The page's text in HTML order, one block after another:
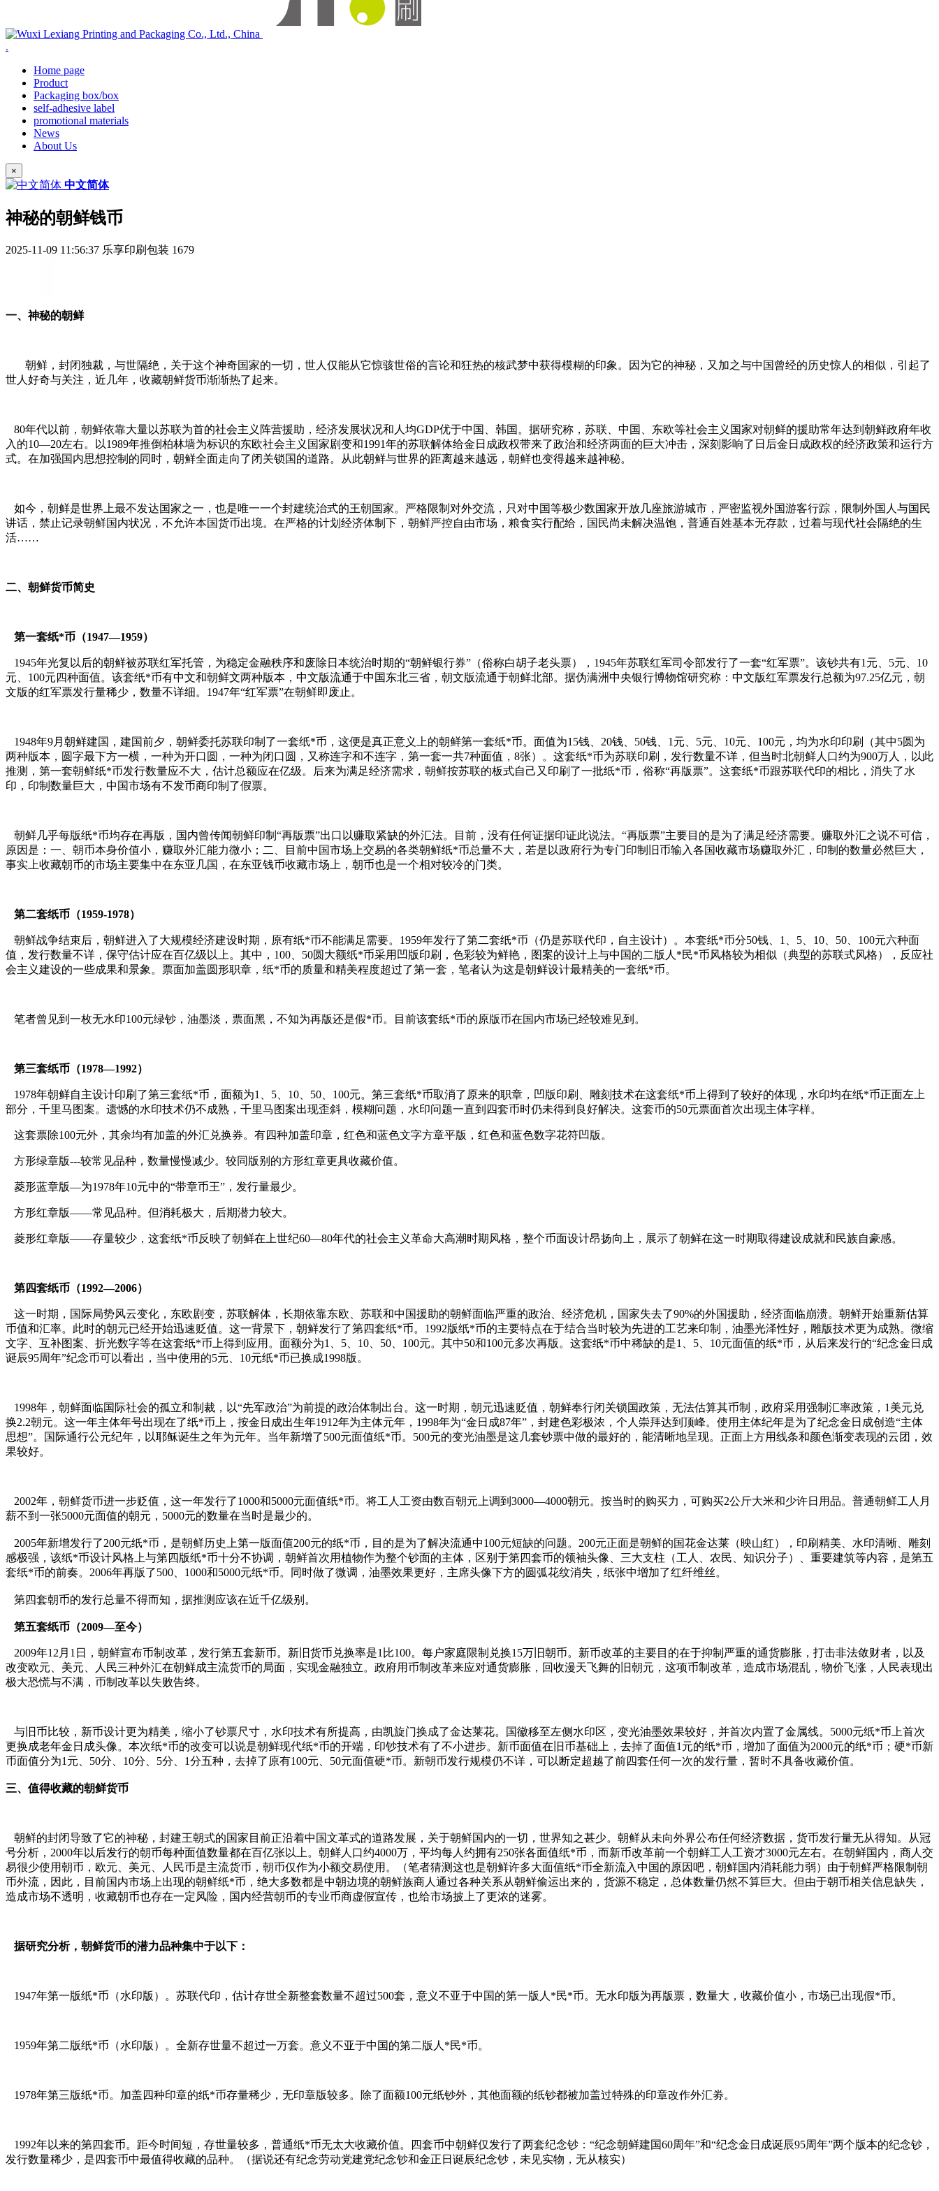
.
Home page
Product
Packaging box/box
self-adhesive label
promotional materials
News
About Us
×
中文简体
神秘的朝鲜钱币
2025-11-09 11:56:37 乐享印刷包装 1679
一、神秘的朝鲜
朝鲜，封闭独裁，与世隔绝，关于这个神奇国家的一切，世人仅能从它惊骇世俗的言论和狂热的核武梦中获得模糊的印象。因为它的神秘，又加之与中国曾经的历史惊人的相似，引起了
世人好奇与关注，近几年，收藏朝鲜货币渐渐热了起来。
80年代以前，朝鲜依靠大量以苏联为首的社会主义阵营援助，经济发展状况和人均GDP优于中国、韩国。据研究称，苏联、中国、东欧等社会主义国家对朝鲜的援助常年达到朝鲜政府年收
入的10—20左右。以1989年推倒柏林墙为标识的东欧社会主义国家剧变和1991年的苏联解体给金日成政权带来了政治和经济两面的巨大冲击，深刻影响了日后金日成政权的经济政策和运行方
式。在加强国内思想控制的同时，朝鲜全面走向了闭关锁国的道路。从此朝鲜与世界的距离越来越远，朝鲜也变得越来越神秘。
如今，朝鲜是世界上最不发达国家之一，也是唯一一个封建统治式的王朝国家。严格限制对外交流，只对中国等极少数国家开放几座旅游城市，严密监视外国游客行踪，限制外国人与国民
讲话，禁止记录朝鲜国内状况，不允许本国货币出境。在严格的计划经济体制下，朝鲜严控自由市场，粮食实行配给，国民尚未解决温饱，普通百姓基本无存款，过着与现代社会隔绝的生
活……
二、朝鲜货币简史
第一套纸*币（1947—1959）
1945年光复以后的朝鲜被苏联红军托管，为稳定金融秩序和废除日本统治时期的“朝鲜银行券”（俗称白胡子老头票），1945年苏联红军司令部发行了一套“红军票”。该钞共有1元、5元、10
元、100元四种面值。该套纸*币有中文和朝鲜文两种版本，中文版流通于中国东北三省，朝文版流通于朝鲜北部。据伪满洲中央银行博物馆研究称：中文版红军票发行总额为97.25亿元，朝
文版的红军票发行量稀少，数量不详细。1947年“红军票”在朝鲜即废止。
1948年9月朝鲜建国，建国前夕，朝鲜委托苏联印制了一套纸*币，这便是真正意义上的朝鲜第一套纸*币。面值为15钱、20钱、50钱、1元、5元、10元、100元，均为水印印刷（其中5圆为
两种版本，圆字最下方一横，一种为开口圆，一种为闭口圆，又称连字和不连字，第一套一共7种面值，8张）。这套纸*币为苏联印刷，发行数量不详，但当时北朝鲜人口约为900万人，以此
推测，第一套朝鲜纸*币发行数量应不大，估计总额应在亿级。后来为满足经济需求，朝鲜按苏联的板式自己又印刷了一批纸*币，俗称“再版票”。这套纸*币跟苏联代印的相比，消失了水
印，印制数量巨大，中国市场有不发币商印制了假票。
朝鲜几乎每版纸*币均存在再版，国内曾传闻朝鲜印制“再版票”出口以赚取紧缺的外汇法。目前，没有任何证据印证此说法。“再版票”主要目的是为了满足经济需要。赚取外汇之说不可信，
原因是：一、朝币本身价值小，赚取外汇能力微小；二、目前中国市场上交易的各类朝鲜纸*币总量不大，若是以政府行为专门印制旧币输入各国收藏市场赚取外汇，印制的数量必然巨大，
事实上收藏朝币的市场主要集中在东亚几国，在东亚钱币收藏市场上，朝币也是一个相对较冷的门类。
第二套纸币（1959-1978）
朝鲜战争结束后，朝鲜进入了大规模经济建设时期，原有纸*币不能满足需要。1959年发行了第二套纸*币（仍是苏联代印，自主设计）。本套纸*币分50钱、1、5、10、50、100元六种面
值，发行数量不详，保守估计应在百亿级以上。其中，100、50圆大额纸*币采用凹版印刷，色彩较为鲜艳，图案的设计上与中国的二版人*民*币风格较为相似（典型的苏联式风格），反应社
会主义建设的一些成果和景象。票面加盖圆形职章，纸*币的质量和精美程度超过了第一套，笔者认为这是朝鲜设计最精美的一套纸*币。
笔者曾见到一枚无水印100元绿钞，油墨淡，票面黑，不知为再版还是假*币。目前该套纸*币的原版币在国内市场已经较难见到。
第三套纸币（1978—1992）
1978年朝鲜自主设计印刷了第三套纸*币，面额为1、5、10、50、100元。第三套纸*币取消了原来的职章，凹版印刷、雕刻技术在这套纸*币上得到了较好的体现，水印均在纸*币正面左上
部分，千里马图案。遗憾的水印技术仍不成熟，千里马图案出现歪斜，模糊问题，水印问题一直到四套币时仍未得到良好解决。这套币的50元票面首次出现主体字样。
这套票除100元外，其余均有加盖的外汇兑换券。有四种加盖印章，红色和蓝色文字方章平版，红色和蓝色数字花符凹版。
方形绿章版---较常见品种，数量慢慢减少。较同版别的方形红章更具收藏价值。
菱形蓝章版—为1978年10元中的“带章币王”，发行量最少。
方形红章版——常见品种。但消耗极大，后期潜力较大。
菱形红章版——存量较少，这套纸*币反映了朝鲜在上世纪60—80年代的社会主义革命大高潮时期风格，整个币面设计昂扬向上，展示了朝鲜在这一时期取得建设成就和民族自豪感。
第四套纸币（1992—2006）
这一时期，国际局势风云变化，东欧剧变，苏联解体，长期依靠东欧、苏联和中国援助的朝鲜面临严重的政治、经济危机，国家失去了90%的外国援助，经济面临崩溃。朝鲜开始重新估算
币值和汇率。此时的朝元已经开始迅速贬值。这一背景下，朝鲜发行了第四套纸*币。1992版纸*币的主要特点在于结合当时较为先进的工艺来印制，油墨光泽性好，雕版技术更为成熟。微缩
文字、互补图案、折光数字等在这套纸*币上得到应用。面额分为1、5、10、50、100元。其中50和100元多次再版。这套纸*币中稀缺的是1、5、10元面值的纸*币，从后来发行的“纪念金日成
诞辰95周年”纪念币可以看出，当中使用的5元、10元纸*币已换成1998版。
1998年，朝鲜面临国际社会的孤立和制裁，以“先军政治”为前提的政治体制出台。这一时期，朝元迅速贬值，朝鲜奉行闭关锁国政策，无法估算其币制，政府采用强制汇率政策，1美元兑
换2.2朝元。这一年主体年号出现在了纸*币上，按金日成出生年1912年为主体元年，1998年为“金日成87年”，封建色彩极浓，个人崇拜达到顶峰。使用主体纪年是为了纪念金日成创造“主体
思想”。国际通行公元纪年，以耶稣诞生之年为元年。当年新增了500元面值纸*币。500元的变光油墨是这几套钞票中做的最好的，能清晰地呈现。正面上方用线条和颜色渐变表现的云团，效
果较好。
2002年，朝鲜货币进一步贬值，这一年发行了1000和5000元面值纸*币。将工人工资由数百朝元上调到3000—4000朝元。按当时的购买力，可购买2公斤大米和少许日用品。普通朝鲜工人月
薪不到一张5000元面值的朝元，5000元的数量在当时是最少的。
2005年新增发行了200元纸*币，是朝鲜历史上第一版面值200元的纸*币，目的是为了解决流通中100元短缺的问题。200元正面是朝鲜的国花金达莱（映山红），印刷精美、水印清晰、雕刻
感极强，该纸*币设计风格上与第四版纸*币十分不协调，朝鲜首次用植物作为整个钞面的主体，区别于第四套币的领袖头像、三大支柱（工人、农民、知识分子）、重要建筑等内容，是第五
套纸*币的前奏。2006年再版了500、1000和5000元纸*币。同时做了微调，油墨效果更好，主席头像下方的圆弧花纹消失，纸张中增加了红纤维丝。
第四套朝币的发行总量不得而知，据推测应该在近千亿级别。
第五套纸币（2009—至今）
2009年12月1日，朝鲜宣布币制改革，发行第五套新币。新旧货币兑换率是1比100。每户家庭限制兑换15万旧朝币。新币改革的主要目的在于抑制严重的通货膨胀，打击非法敛财者，以及
改变欧元、美元、人民三种外汇在朝鲜成主流货币的局面，实现金融独立。政府用币制改革来应对通货膨胀，回收漫天飞舞的旧朝元，这项币制改革，造成市场混乱，物价飞涨，人民表现出
极大恐慌与不满，币制改革以失败告终。
与旧币比较，新币设计更为精美，缩小了钞票尺寸，水印技术有所提高，由凯旋门换成了金达莱花。国徽移至左侧水印区，变光油墨效果较好，并首次内置了金属线。5000元纸*币上首次
更换成老年金日成头像。本次纸*币的改变可以说是朝鲜现代纸*币的开端，印钞技术有了不小进步。新币面值在旧币基础上，去掉了面值1元的纸*币，增加了面值为2000元的纸*币；硬*币新
币面值分为1元、50分、10分、5分、1分五种，去掉了原有100元、50元面值硬*币。新朝币发行规模仍不详，可以断定超越了前四套任何一次的发行量，暂时不具备收藏价值。
三、值得收藏的朝鲜货币
朝鲜的封闭导致了它的神秘，封建王朝式的国家目前正沿着中国文革式的道路发展，关于朝鲜国内的一切，世界知之甚少。朝鲜从未向外界公布任何经济数据，货币发行量无从得知。从冠
号分析，2000年以后发行的朝币每种面值数量都在百亿张以上。朝鲜人口约4000万，平均每人约拥有250张各面值纸*币，而新币改革前一个朝鲜工人工资才3000元左右。在朝鲜国内，商人交
易很少使用朝币，欧元、美元、人民币是主流货币，朝币仅作为小额交易使用。（笔者猜测这也是朝鲜许多大面值纸*币全新流入中国的原因吧，朝鲜国内消耗能力弱）由于朝鲜严格限制朝
币外流，因此，目前国内市场上出现的朝鲜纸*币，绝大多数都是中朝边境的朝鲜族商人通过各种关系从朝鲜偷运出来的，货源不稳定，总体数量仍然不算巨大。但由于朝币相关信息缺失，
造成市场不透明，收藏朝币也存在一定风险，国内经营朝币的专业币商虚假宣传，也给市场披上了更浓的迷雾。
据研究分析，朝鲜货币的潜力品种集中于以下：
1947年第一版纸*币（水印版）。苏联代印，估计存世全新整套数量不超过500套，意义不亚于中国的第一版人*民*币。无水印版为再版票，数量大，收藏价值小，市场已出现假*币。
1959年第二版纸*币（水印版）。全新存世量不超过一万套。意义不亚于中国的第二版人*民*币。
1978年第三版纸*币。加盖四种印章的纸*币存量稀少，无印章版较多。除了面额100元纸钞外，其他面额的纸钞都被加盖过特殊的印章改作外汇劵。
1992年以来的第四套币。距今时间短，存世量较多，普通纸*币无太大收藏价值。四套币中朝鲜仅发行了两套纪念钞：“纪念朝鲜建国60周年”和“纪念金日成诞辰95周年”两个版本的纪念钞，
发行数量稀少，是四套币中最值得收藏的品种。（据说还有纪念劳动党建党纪念钞和金正日诞辰纪念钞，未见实物，无从核实）